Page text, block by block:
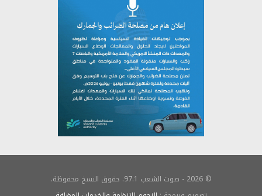
© 2026 - صوت الشعب 97.1. حقوق النسخ محفوظة.